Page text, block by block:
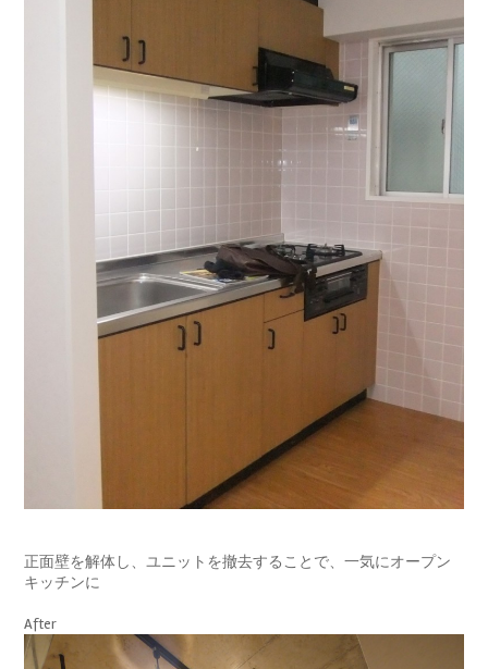
正面壁を解体し、ユニットを撤去することで、一気にオープン
キッチンに
After